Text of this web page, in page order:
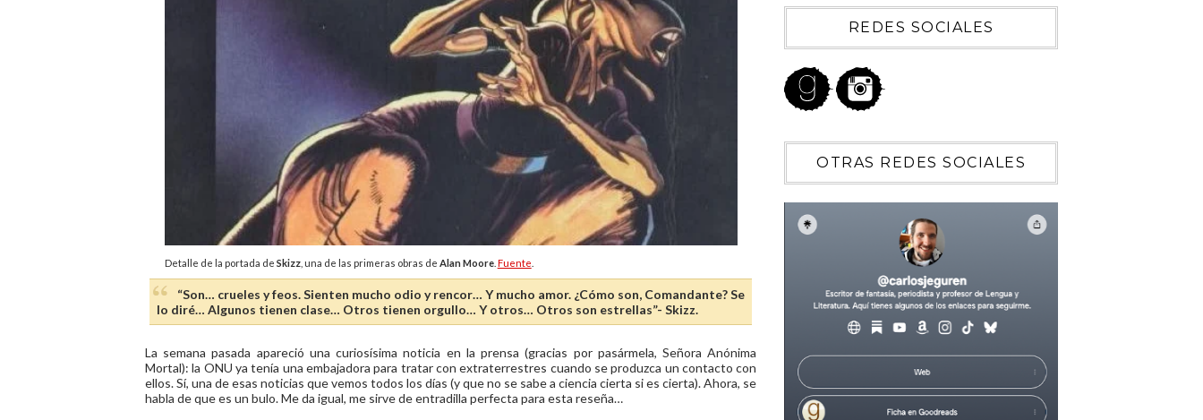
Detalle de la portada de Skizz, una de las primeras obras de Alan Moore. Fuente
“Son… crueles y feos. Sienten mucho odio y rencor… Y mucho amor. ¿Cómo son, Comandante? Se
lo diré… Algunos tienen clase… Otros tienen orgullo… Y otros… Otros son estrellas”- Skizz.
La semana pasada apareció una curiosísima noticia en la prensa (gracias por pasármela, Señora Anónima
Mortal): la ONU ya tenía una embajadora para tratar con extraterrestres cuando se produzca un contacto con
ellos. Sí, una de esas noticias que vemos todos los días (y que no se sabe a ciencia cierta si es cierta). Ahora, se
habla de que es un bulo. Me da igual, me sirve de entradilla perfecta para esta reseña…
REDES SOCIALES
OTRAS REDES SOCIALES